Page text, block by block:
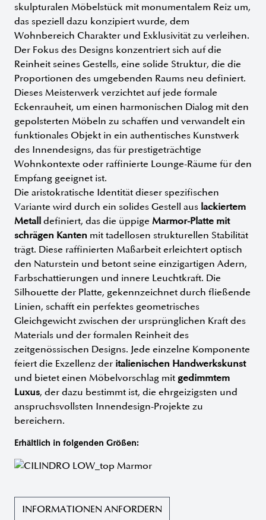
skulpturalen Möbelstück mit monumentalem Reiz um,
das speziell dazu konzipiert wurde, dem
Wohnbereich Charakter und Exklusivität zu verleihen.
Der Fokus des Designs konzentriert sich auf die
Reinheit seines Gestells, eine solide Struktur, die die
Proportionen des umgebenden Raums neu definiert.
Dieses Meisterwerk verzichtet auf jede formale
Eckenrauheit, um einen harmonischen Dialog mit den
gepolsterten Möbeln zu schaffen und verwandelt ein
funktionales Objekt in ein authentisches Kunstwerk
des Innendesigns, das für prestigeträchtige
Wohnkontexte oder raffinierte Lounge-Räume für den
Empfang geeignet ist.
Die aristokratische Identität dieser spezifischen
Variante wird durch ein solides Gestell aus lackiertem
Metall definiert, das die üppige Marmor-Platte mit
schrägen Kanten mit tadellosen strukturellen Stabilität
trägt. Diese raffinierten Maßarbeit erleichtert optisch
den Naturstein und betont seine einzigartigen Adern,
Farbschattierungen und innere Leuchtkraft. Die
Silhouette der Platte, gekennzeichnet durch fließende
Linien, schafft ein perfektes geometrisches
Gleichgewicht zwischen der ursprünglichen Kraft des
Materials und der formalen Reinheit des
zeitgenössischen Designs. Jede einzelne Komponente
feiert die Exzellenz der italienischen Handwerkskunst
und bietet einen Möbelvorschlag mit gedimmtem
Luxus, der dazu bestimmt ist, die ehrgeizigsten und
anspruchsvollsten Innendesign-Projekte zu
bereichern.
Erhältlich in folgenden Größen:
INFORMATIONEN ANFORDERN